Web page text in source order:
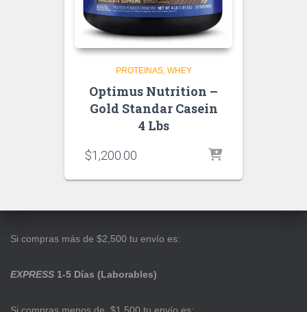
PROTEINAS WHEY
Optimus Nutrition –
Gold Standar Casein
4 Lbs
$1,200.00
Si compras más de $2,500 tu envío es:
EXPRESS 1-5 Días (Laborables)